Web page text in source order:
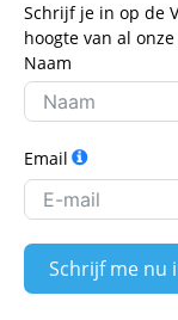
Schrijf je in op de
hoogte van al
Naam
Email
Schrijf me nu